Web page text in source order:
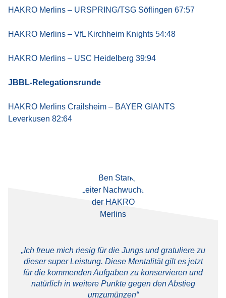
HAKRO Merlins – URSPRING/TSG Söflingen 67:57
HAKRO Merlins – VfL Kirchheim Knights 54:48
HAKRO Merlins – USC Heidelberg 39:94
JBBL-Relegationsrunde
HAKRO Merlins Crailsheim – BAYER GIANTS
Leverkusen 82:64
„Ich freue mich riesig für die Jungs und gratuliere zu
dieser super Leistung. Diese Mentalität gilt es jetzt
für die kommenden Aufgaben zu konservieren und
natürlich in weitere Punkte gegen den Abstieg
umzumünzen“